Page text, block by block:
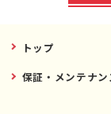
トップ
保証・メンテナン